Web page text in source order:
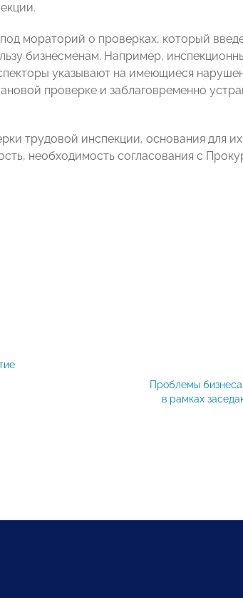
мораторий о проверках, который
бизнесменам. Например,
указывают на имеющиеся
проверке и заблаговременно
трудовой инспекции, основания для
необходимость согласования с
Проблемы
в рамках